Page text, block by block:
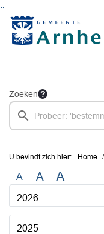
Zoeken
U bevindt zich hier: Home
A A A
2026
2025